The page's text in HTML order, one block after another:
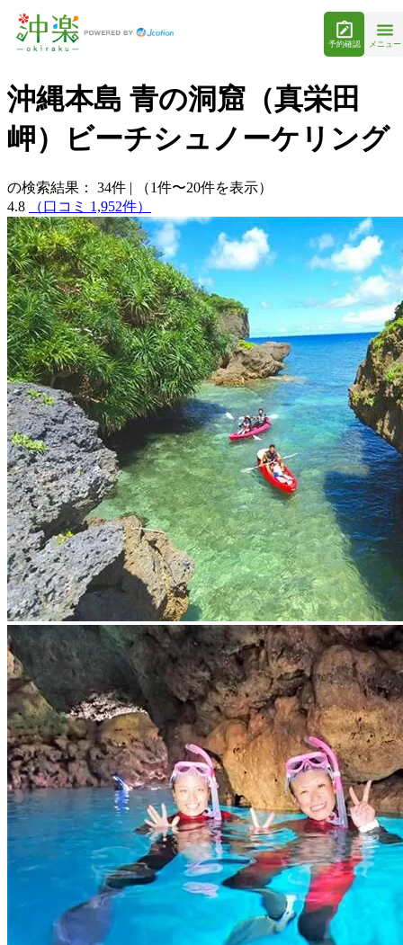
予約確認 メニュー
沖縄本島 青の洞窟（真栄田
岬）ビーチシュノーケリング
の検索結果： 34件 |
（1件〜20件を表示）
4.8
（口コミ 1,952件）